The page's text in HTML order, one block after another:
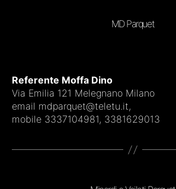
MD Parquet
Referente Moffa Dino
Via Emilia 121 Melegnano Milano
email mdparquet@teletu.it,
mobile 3337104981, 3381629013